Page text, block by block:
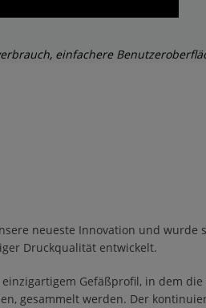
einfachere
neueste Innovation und wurde
Druckqualität entwickelt.
Gefäßprofil, in dem die
gesammelt werden. Der